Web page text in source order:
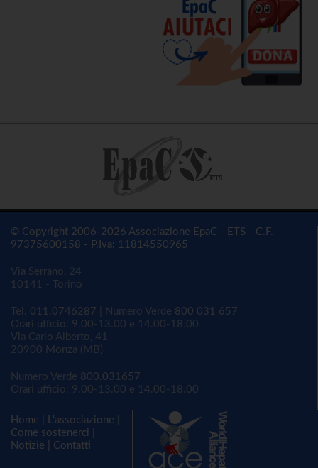
© Copyright 2006-2026 Associazione EpaC - ETS - C.F.
97375600158 - P.Iva: 11814550965
Via Serrano, 24
10141 - Torino
Tel. 011.0746287 | Numero Verde 800 031 657
Orari ufficio: 9.00-13.00 e 14.00-18.00
Via Carlo Alberto, 41
20900 Monza (MB)
Numero Verde 800.031657
Orari ufficio: 9.00-13.00 e 14.00-18.00
Home L'associazione
Come sostenerci
Notizie
Contatti